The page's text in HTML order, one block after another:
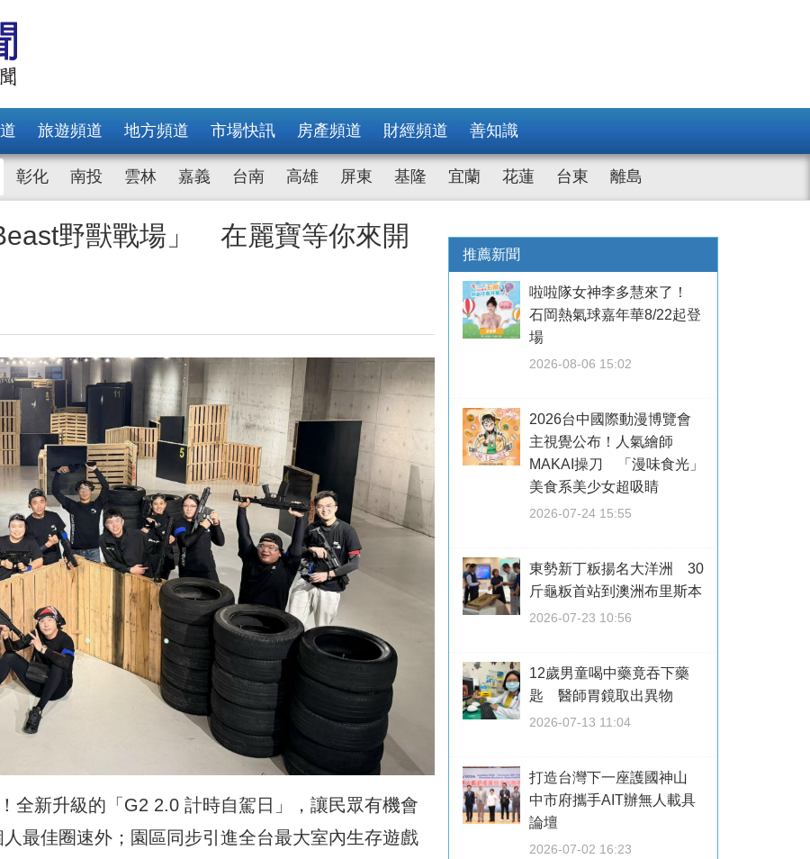
旅遊頻道 地方頻道 市場快訊 房產頻道 財經頻道 善知識
彰化 南投 雲林 嘉義 台南 高雄 屏東 基隆 宜蘭 花蓮 台東 離島
野獸戰場」 在麗寶等你來開
全新升級的「G2 2.0 計時自駕日」，讓民眾有機會
最佳圈速外；園區同步引進全台最大室內生存遊戲
推薦新聞
啦啦隊女神李多慧來了！
石岡熱氣球嘉年華8/22起登
場
2026-08-06 15:02
2026台中國際動漫博覽會
主視覺公布！人氣繪師
MAKAI操刀 「漫味食光」
美食系美少女超吸睛
2026-07-24 15:55
東勢新丁粄揚名大洋洲 30
斤龜粄首站到澳洲布里斯本
2026-07-23 10:56
12歲男童喝中藥竟吞下藥
匙 醫師胃鏡取出異物
2026-07-13 11:04
打造台灣下一座護國神山
中市府攜手AIT辦無人載具
論壇
2026-07-02 16:23